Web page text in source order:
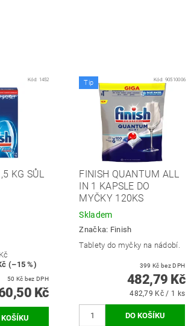
Kód: 1452
KG SŮL
(–15 %)
50 Kč bez DPH
Kč
Tip Kód: 90510006
FINISH QUANTUM ALL
IN 1 KAPSLE DO
MYČKY 120KS
Skladem
Značka: Finish
Tablety do myčky na nádobí.
399 Kč bez DPH
482,79 Kč
482,79 Kč / 1 ks